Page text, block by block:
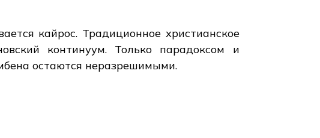
кайрос. Традиционное христианское
континуум. Только парадоксом и
остаются неразрешимыми.